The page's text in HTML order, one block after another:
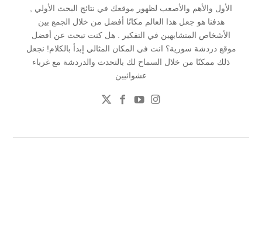
الأول والأهم والأصعب لظهور موقعك في نتائج البحث الأولي ,
هدفنا هو جعل هذا العالم مكانًا أفضل من خلال الجمع بين
الأشخاص المتشابهين في التفكير . هل كنت تبحث عن أفضل
موقع دردشة سورية؟ انت في المكان المثالي إبدأ بالكلام! نجعل
ذلك ممكنًا من خلال السماح لك بالتحدث والدردشة مع غرباء
عشوائيين